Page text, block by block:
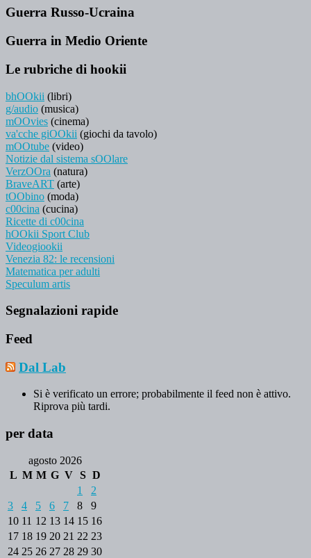
Guerra Russo-Ucraina
Guerra in Medio Oriente
Le rubriche di hookii
bhOOkii (libri)
g/audio (musica)
mOOvies (cinema)
va'cche giOOkii (giochi da tavolo)
mOOtube (video)
Notizie dal sistema sOOlare
VerzOOra (natura)
BraveART (arte)
tOObino (moda)
c00cina (cucina)
Ricette di c00cina
hOOkii Sport Club
Videogiookii
Venezia 82: le recensioni
Matematica per adulti
Speculum artis
Segnalazioni rapide
Feed
Dal Lab
Si è verificato un errore; probabilmente il feed non è attivo.
Riprova più tardi.
per data
agosto 2026
L M M G V S D
1
2
3
4 5 6 7 8
9
10 11 12 13 14 15 16
17 18 19 20 21 22 23
24 25 26 27 28 29 30